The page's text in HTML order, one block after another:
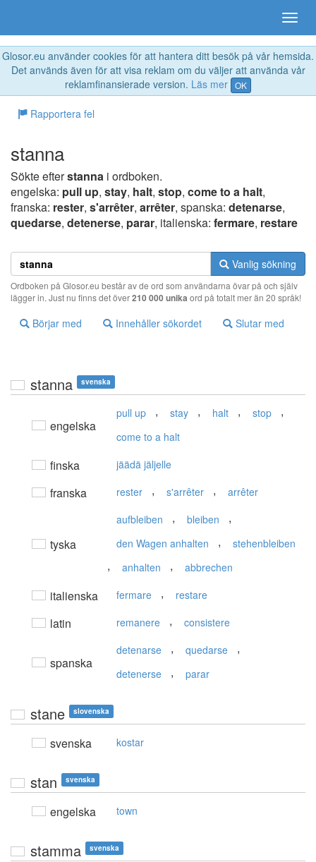
Glosor.eu använder cookies för att hantera ditt besök på vår hemsida.
Det används även för att visa reklam om du väljer att använda vår
reklamfinansierade version. Läs mer OK
Rapportera fel
stanna
Sökte efterstanna i ordboken.
engelska: pull up, stay, halt, stop, come to a halt,
franska: rester, s'arrêter, arrêter, spanska: detenarse,
quedarse, detenerse, parar, italienska: fermare, restare
Vanlig sökning
Ordboken på Glosor.eu består av de ord som användarna övar på och själv
lägger in. Just nu finns det över210 000 unika ord på totalt mer än 20 språk!
Börjar med Innehåller sökordet Slutar med
stanna svenska
engelska
pull up , stay , halt , stop ,
come to a halt
finska jäädä jäljelle
franska rester , s'arrêter , arrêter
tyska
aufbleiben , bleiben ,
den Wagen anhalten , stehenbleiben
, anhalten , abbrechen
italienska fermare , restare
latin remanere , consistere
spanska
detenarse , quedarse ,
detenerse , parar
stane slovenska
svenska kostar
stan svenska
engelska town
stamma svenska